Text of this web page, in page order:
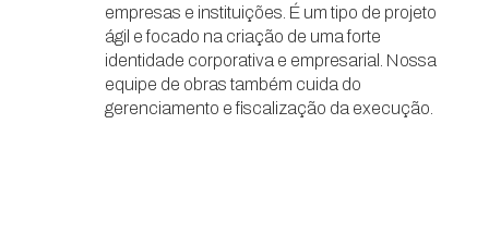
empresas e instituições. É um tipo de projeto
ágil e focado na criação de uma forte
identidade corporativa e empresarial. Nossa
equipe de obras também cuida do
gerenciamento e fiscalização da execução.